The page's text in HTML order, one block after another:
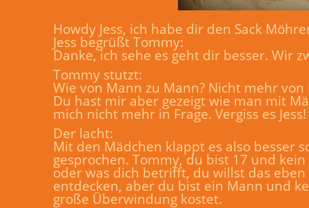
Howdy Jess, ich habe dir den Sack
Jess begrüßt Tommy:
Danke, ich sehe es geht dir besser. Wir
Tommy stutzt:
Wie von Mann zu Mann? Nicht mehr
Du hast mir aber gezeigt wie man mit
mich nicht mehr in Frage. Vergiss es Jess!
Der lacht:
Mit den Mädchen klappt es also besser
gesprochen. Tommy, du bist 17 und
oder was dich betrifft, du willst das
entdecken, aber du bist ein Mann und
große Überwindung kostet.